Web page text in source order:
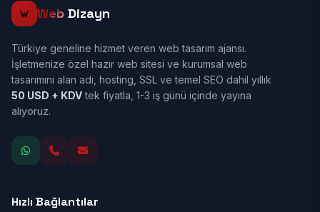
Web Dizayn
Türkiye geneline hizmet veren web tasarım ajansı.
İşletmenize özel hazır web sitesi ve kurumsal web
tasarımını alan adı, hosting, SSL ve temel SEO dahil yıllık
50 USD + KDVtek fiyatla, 1-3 iş günü içinde yayına
alıyoruz.
Hızlı Bağlantılar